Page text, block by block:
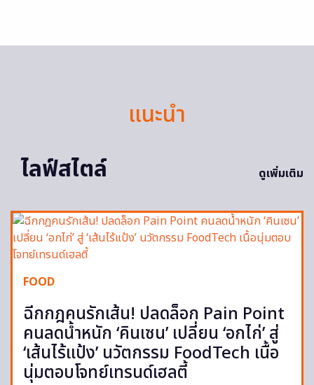
แนะนำ
ไลฟ์สไตล์
ดูเพิ่มเติม
FOOD
ฉีกกฎคนรักเส้น! ปลดล็อก Pain Point
คนลดน้ำหนัก ‘คินเซน’ เปลี่ยน ‘อกไก่’ สู่
‘เส้นไร้แป้ง’ นวัตกรรม FoodTech เนื้อ
นุ่มตอบโจทย์เทรนด์เฮลตี้